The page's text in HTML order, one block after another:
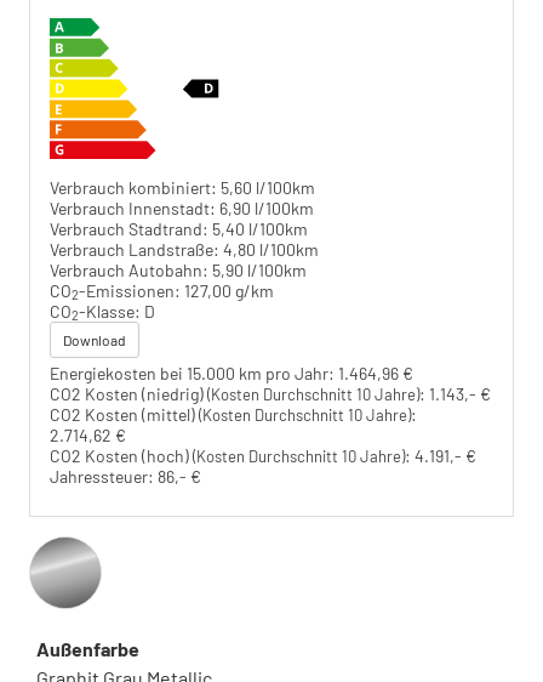
Verbrauch kombiniert: 5,60 l/100km
Verbrauch Innenstadt: 6,90 l/100km
Verbrauch Stadtrand: 5,40 l/100km
Verbrauch Landstraße: 4,80 l/100km
Verbrauch Autobahn: 5,90 l/100km
CO2-Emissionen: 127,00 g/km
CO2-Klasse: D
Download
Energiekosten bei 15.000 km pro Jahr: 1.464,96 €
CO2 Kosten (niedrig)(Kosten Durchschnitt 10 Jahre): 1.143,- €
CO2 Kosten (mittel)(Kosten Durchschnitt 10 Jahre):
2.714,62 €
CO2 Kosten (hoch)(Kosten Durchschnitt 10 Jahre): 4.191,- €
Jahressteuer: 86,- €
Außenfarbe
Graphit Grau Metallic